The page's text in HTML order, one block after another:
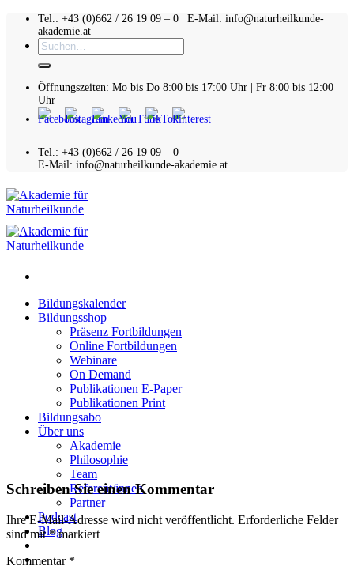
Zum
springen
Tel.: +43 (0)662 / 26 19 09 – 0 | E-Mail: info@naturheilkunde-
akademie.at
Suchen
nach:
Öffnungszeiten: Mo bis Do 8:00 bis 17:00 Uhr | Fr 8:00 bis 12:00
Uhr
Tel.: +43 (0)662 / 26 19 09 – 0
E-Mail: info@naturheilkunde-akademie.at
Bildungskalender
Bildungsshop
Präsenz Fortbildungen
Online Fortbildungen
Webinare
On Demand
Publikationen E-Paper
Publikationen Print
Bildungsabo
Über uns
Akademie
Philosophie
Team
Referent/innen
Partner
Podcast
Blog
00:00
Schreiben Sie einen Kommentar
Ihre E-Mail-Adresse wird nicht veröffentlicht. Erforderliche Felder
sind mit*markiert
Kommentar *